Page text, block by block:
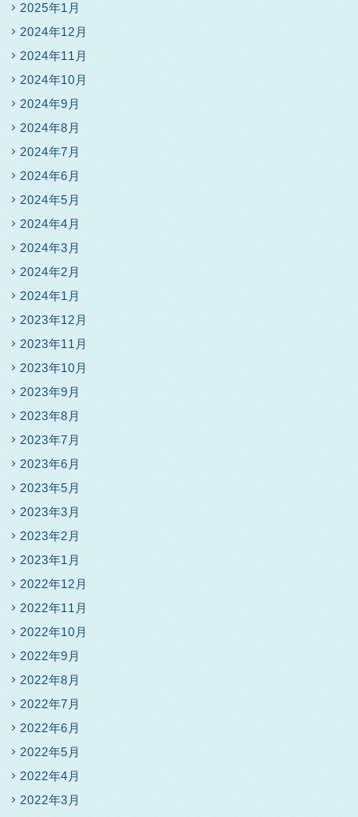
2025年1月
2024年12月
2024年11月
2024年10月
2024年9月
2024年8月
2024年7月
2024年6月
2024年5月
2024年4月
2024年3月
2024年2月
2024年1月
2023年12月
2023年11月
2023年10月
2023年9月
2023年8月
2023年7月
2023年6月
2023年5月
2023年3月
2023年2月
2023年1月
2022年12月
2022年11月
2022年10月
2022年9月
2022年8月
2022年7月
2022年6月
2022年5月
2022年4月
2022年3月